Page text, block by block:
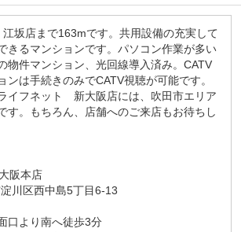
坂店まで163mです。共用設備の充実して
きるマンションです。パソコン作業が多い
物件マンション、光回線導入済み。CATV
ンは手続きのみでCATV視聴が可能です。
イフネット 新大阪店には、吹田市エリア
す。もちろん、店舗へのご来店もお待ちし
阪本店
川区西中島5丁目6-13
口より南へ徒歩3分